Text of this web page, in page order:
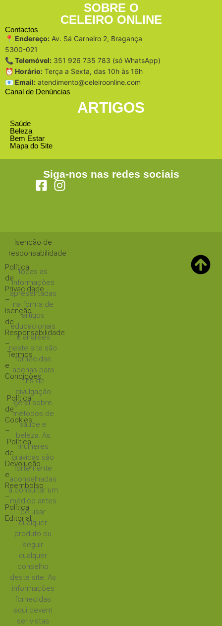
SOBRE O
CELEIRO ONLINE
Contactos
📍 Endereço: Av. Sá Carneiro 2, Bragança
5300-021
📞 Telemóvel: 351 926 735 783 (só WhatsApp)
⏰ Horário: Terça a Sexta, das 10h às 16h
📧 Email: atendimento@celeiroonline.com
Canal de Denúncias
ARTIGOS
Saúde
Beleza
Bem Estar
Mapa do Site
Siga-nos nas redes sociais
Política
de
Privacidade
–
Isenção
de
Responsabilidade
–
Termos
e
Condições
–
Política
de
Cookies
–
Política
de
Devolução
e
Reembolso
–
Política
Editorial
Isenção de
responsabilidade:
todas as
informações
apresentadas
na forma de
artigos
educacionais
e análises
neste site são
fornecidas
apenas para
fins de
divulgação
geral sobre
métodos de
saúde e
beleza. As
mulheres
grávidas são
fortemente
aconselhadas
a consultar um
médico antes
de usar
qualquer
produto ou
seguir
qualquer
conselho
deste site. As
informações
fornecidas
aqui devem
ser vistas